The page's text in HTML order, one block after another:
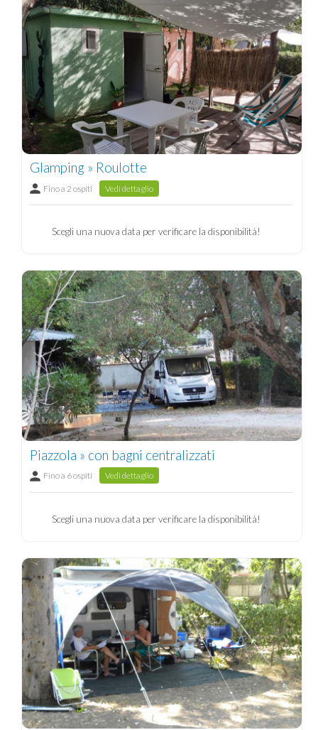
Glamping » Roulotte
Fino a 2 ospiti Vedi dettaglio
Scegli una nuova data per verificare la disponibilità!
Piazzola » con bagni centralizzati
Fino a 6 ospiti Vedi dettaglio
Scegli una nuova data per verificare la disponibilità!